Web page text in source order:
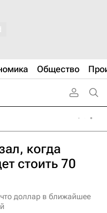
Общество
когда
стоить 70
доллар в ближайшее